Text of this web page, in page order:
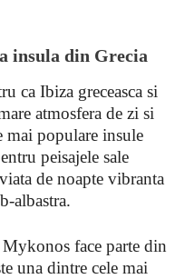
insula din Grecia
ca Ibiza greceasca si
atmosfera de zi si
mai populare insule
peisajele sale
de noapte vibranta
albastra.
face parte din
una dintre cele mai